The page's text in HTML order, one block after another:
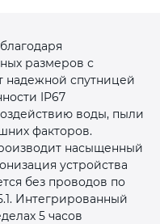
размеров с
надежной спутницей
IP67
воды, пыли
факторов.
насыщенный
устройства
без проводов по
Интегрированный
5 часов
раз в 2 недели